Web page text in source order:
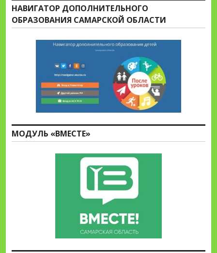
НАВИГАТОР ДОПОЛНИТЕЛЬНОГО
ОБРАЗОВАНИЯ САМАРСКОЙ ОБЛАСТИ
МОДУЛЬ «ВМЕСТЕ»